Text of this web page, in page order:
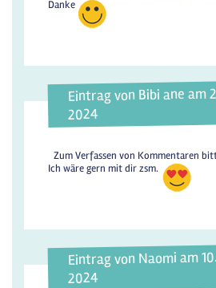
Danke
Eintrag von Bibi ane am
2024
Zum Verfassen von Kommentaren
Ich wäre gern mit dir zsm.
Eintrag von Naomi am
2024